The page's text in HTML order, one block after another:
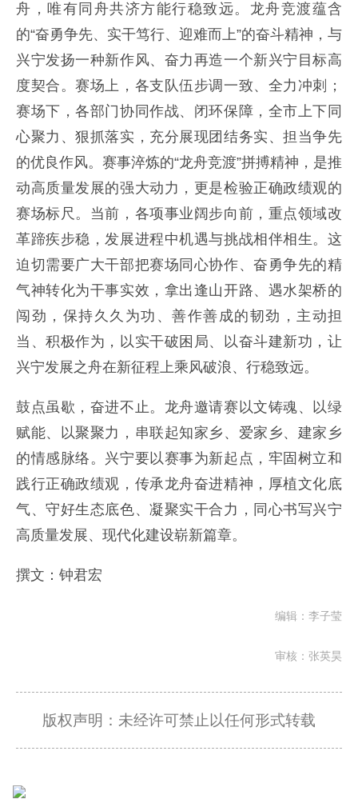
舟，唯有同舟共济方能行稳致远。龙舟竞渡蕴含
的“奋勇争先、实干笃行、迎难而上”的奋斗精神，与
兴宁发扬一种新作风、奋力再造一个新兴宁目标高
度契合。赛场上，各支队伍步调一致、全力冲刺；
赛场下，各部门协同作战、闭环保障，全市上下同
心聚力、狠抓落实，充分展现团结务实、担当争先
的优良作风。赛事淬炼的“龙舟竞渡”拼搏精神，是推
动高质量发展的强大动力，更是检验正确政绩观的
赛场标尺。当前，各项事业阔步向前，重点领域改
革蹄疾步稳，发展进程中机遇与挑战相伴相生。这
迫切需要广大干部把赛场同心协作、奋勇争先的精
气神转化为干事实效，拿出逢山开路、遇水架桥的
闯劲，保持久久为功、善作善成的韧劲，主动担
当、积极作为，以实干破困局、以奋斗建新功，让
兴宁发展之舟在新征程上乘风破浪、行稳致远。
鼓点虽歇，奋进不止。龙舟邀请赛以文铸魂、以绿
赋能、以聚聚力，串联起知家乡、爱家乡、建家乡
的情感脉络。兴宁要以赛事为新起点，牢固树立和
践行正确政绩观，传承龙舟奋进精神，厚植文化底
气、守好生态底色、凝聚实干合力，同心书写兴宁
高质量发展、现代化建设崭新篇章。
撰文：钟君宏
编辑：李子莹
审核：张英昊
版权声明：未经许可禁止以任何形式转载